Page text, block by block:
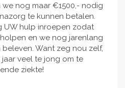
nog maar €1500,- nodig
te kunnen betalen.
UW hulp inroepen zodat
en we nog jarenlang
Want zeg nou zelf,
jaar veel te jong om te
ziekte!